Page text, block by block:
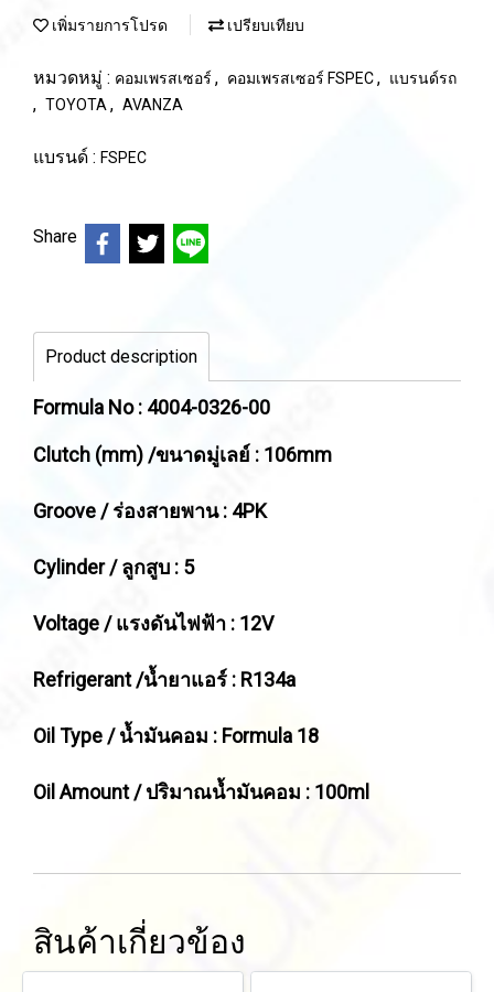
เพิ่มรายการโปรด เปรียบเทียบ
หมวดหมู่ : คอมเพรสเซอร์ , คอมเพรสเซอร์ FSPEC, แบรนด์รถ
, TOYOTA , AVANZA
แบรนด์ : FSPEC
Share
Product description
Formula No : 4004-0326-00
Clutch (mm) /ขนาดมู่เลย์ : 106mm
Groove / ร่องสายพาน : 4PK
Cylinder / ลูกสูบ : 5
Voltage / แรงดันไฟฟ้า : 12V
Refrigerant /น้ำยาแอร์ : R134a
Oil Type / น้ำมันคอม : Formula 18
Oil Amount / ปริมาณน้ำมันคอม : 100ml
สินค้าเกี่ยวข้อง